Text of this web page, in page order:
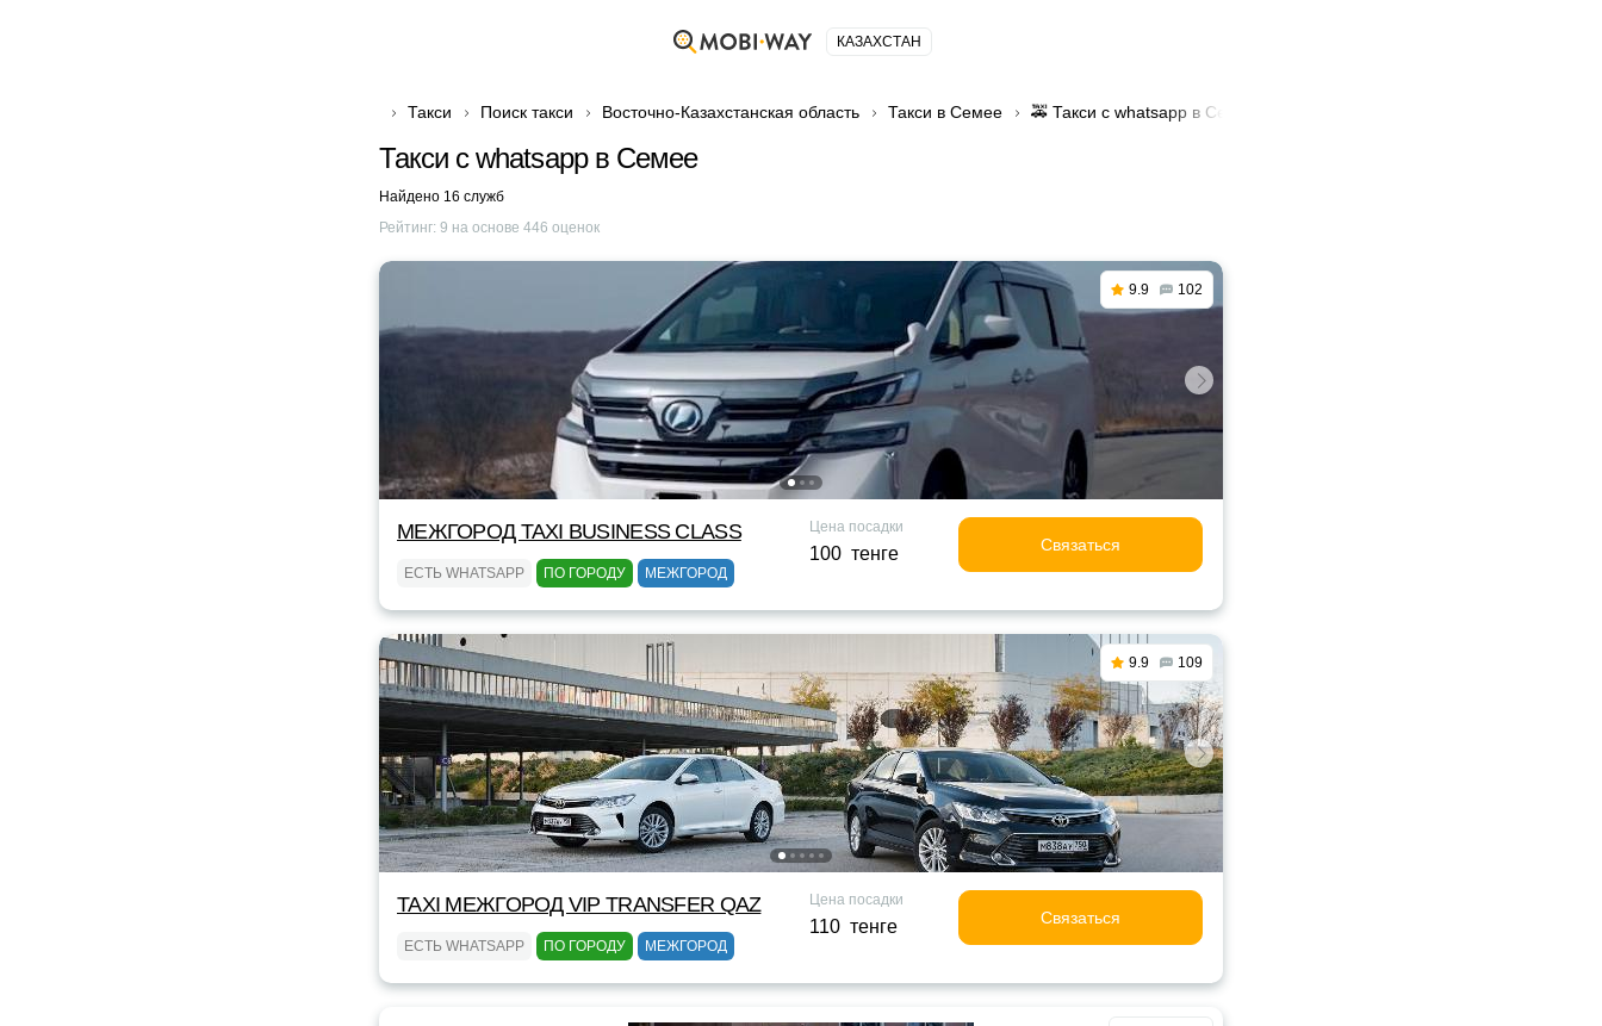
КАЗАХСТАН
Такси Поиск такси Восточно-Казахстанская область Такси в Семее 🚕 Такси с whatsapp в Семее
Такси с whatsapp в Семее
Найдено 16 служб
Рейтинг: 9 на основе 446 оценок
9.9 102
МЕЖГОРОД TAXI BUSINESS CLASS
ЕСТЬ WHATSAPP ПО ГОРОДУ МЕЖГОРОД
Цена посадки
100 тенге Связаться
9.9 109
TAXI МЕЖГОРОД VIP TRANSFER QАZ
ЕСТЬ WHATSAPP ПО ГОРОДУ МЕЖГОРОД
Цена посадки
110 тенге Связаться